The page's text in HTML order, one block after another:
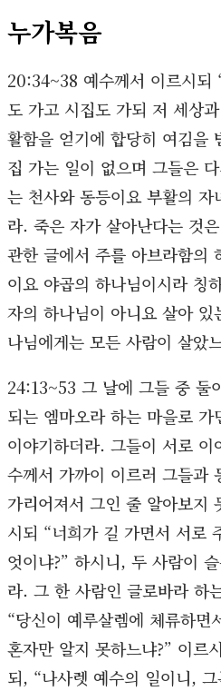
누가복음
20:34~38 예수께서 이르시되
도 가고 시집도 가되 저 세상
활함을 얻기에 합당히 여김을
집 가는 일이 없으며 그들은
는 천사와 동등이요 부활의 자
라. 죽은 자가 살아난다는 것
관한 글에서 주를 아브라함의
이요 야곱의 하나님이시라 칭
자의 하나님이 아니요 살아
나님에게는 모든 사람이 살았
24:13~53 그 날에 그들 중 둘
되는 엠마오라 하는 마을로
이야기하더라. 그들이 서로
수께서 가까이 이르러 그들과
가리어져서 그인 줄 알아보지
시되 “너희가 길 가면서 서로
엇이냐?” 하시니, 두 사람이
라. 그 한 사람인 글로바라 하
“당신이 예루살렘에 체류하
혼자만 알지 못하느냐?” 이르
되, “나사렛 예수의 일이니,